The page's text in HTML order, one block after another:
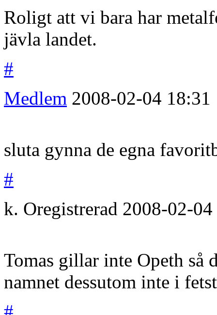
Roligt att vi bara har
jävla landet.
#
Medlem 2008-02-04 18:31
sluta gynna de egna
#
k. Oregistrerad 2008-02-04
Tomas gillar inte Opeth så
namnet dessutom inte i